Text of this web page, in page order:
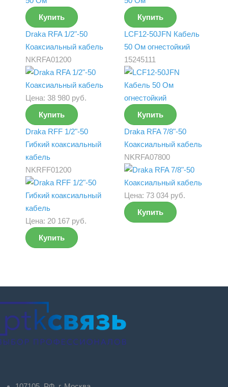
Купить
Купить
Draka RFA 1/2"-50
Коаксиальный кабель
NKRFA01200
Цена: 38 980 руб.
Купить
LCF12-50JFN Кабель
50 Ом огнестойкий
15245111
Купить
Draka RFF 1/2"-50
Гибкий коаксиальный
кабель
NKRFF01200
Цена: 20 167 руб.
Купить
Draka RFA 7/8"-50
Коаксиальный кабель
NKRFA07800
Цена: 73 034 руб.
Купить